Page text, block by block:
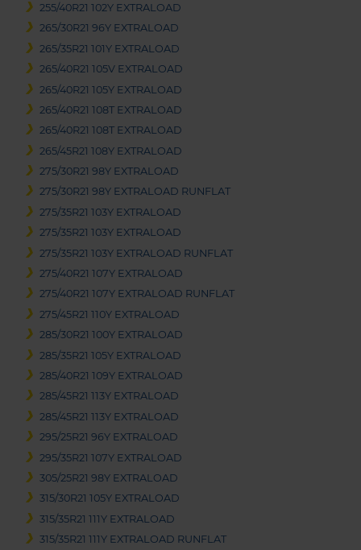
255/40R21 102Y EXTRALOAD
265/30R21 96Y EXTRALOAD
265/35R21 101Y EXTRALOAD
265/40R21 105V EXTRALOAD
265/40R21 105Y EXTRALOAD
265/40R21 108T EXTRALOAD
265/40R21 108T EXTRALOAD
265/45R21 108Y EXTRALOAD
275/30R21 98Y EXTRALOAD
275/30R21 98Y EXTRALOAD RUNFLAT
275/35R21 103Y EXTRALOAD
275/35R21 103Y EXTRALOAD
275/35R21 103Y EXTRALOAD RUNFLAT
275/40R21 107Y EXTRALOAD
275/40R21 107Y EXTRALOAD RUNFLAT
275/45R21 110Y EXTRALOAD
285/30R21 100Y EXTRALOAD
285/35R21 105Y EXTRALOAD
285/40R21 109Y EXTRALOAD
285/45R21 113Y EXTRALOAD
285/45R21 113Y EXTRALOAD
295/25R21 96Y EXTRALOAD
295/35R21 107Y EXTRALOAD
305/25R21 98Y EXTRALOAD
315/30R21 105Y EXTRALOAD
315/35R21 111Y EXTRALOAD
315/35R21 111Y EXTRALOAD RUNFLAT